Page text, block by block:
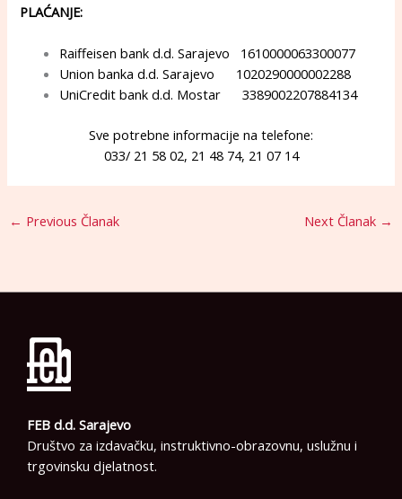
PLAĆANJE:
Raiffeisen bank d.d. Sarajevo 1610000063300077
Union banka d.d. Sarajevo 1020290000002288
UniCredit bank d.d. Mostar 3389002207884134
Sve potrebne informacije na telefone:
033/ 21 58 02, 21 48 74, 21 07 14
← Previous Članak Next Članak →
FEB d.d. Sarajevo
Društvo za izdavačku, instruktivno-obrazovnu, uslužnu i
trgovinsku djelatnost.